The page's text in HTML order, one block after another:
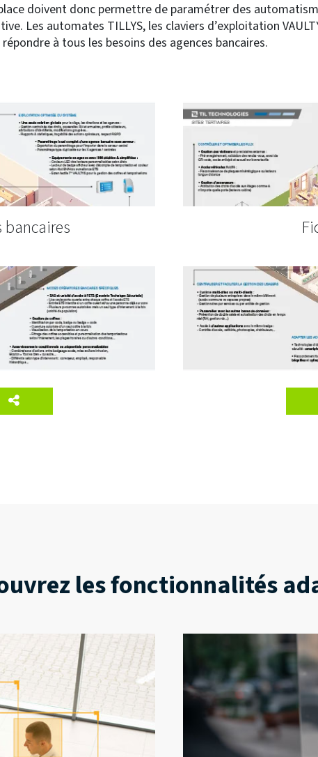
doivent donc permettre de paramétrer des
Les automates TILLYS, les claviers d’exploitation
répondre à tous les besoins des agences bancaires.
bancaires
les fonctionnalités